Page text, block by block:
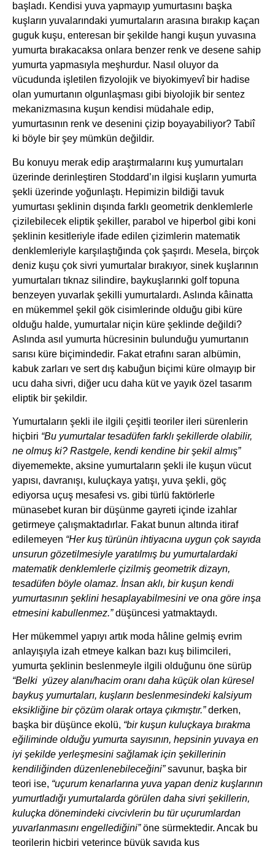
başladı. Kendisi yuva yapmayıp yumurtasını başka
kuşların yuvalarındaki yumurtaların arasına bırakıp kaçan
guguk kuşu, enteresan bir şekilde hangi kuşun yuvasına
yumurta bırakacaksa onlara benzer renk ve desene sahip
yumurta yapmasıyla meşhurdur. Nasıl oluyor da
vücudunda işletilen fizyolojik ve biyokimyevî bir hadise
olan yumurtanın olgunlaşması gibi biyolojik bir sentez
mekanizmasına kuşun kendisi müdahale edip,
yumurtasının renk ve desenini çizip boyayabiliyor? Tabiî
ki böyle bir şey mümkün değildir.
Bu konuyu merak edip araştırmalarını kuş yumurtaları
üzerinde derinleştiren Stoddard’ın ilgisi kuşların yumurta
şekli üzerinde yoğunlaştı. Hepimizin bildiği tavuk
yumurtası şeklinin dışında farklı geometrik denklemlerle
çizilebilecek eliptik şekiller, parabol ve hiperbol gibi koni
şeklinin kesitleriyle ifade edilen çizimlerin matematik
denklemleriyle karşılaştığında çok şaşırdı. Mesela, birçok
deniz kuşu çok sivri yumurtalar bırakıyor, sinek kuşlarının
yumurtaları tıknaz silindire, baykuşlarınki golf topuna
benzeyen yuvarlak şekilli yumurtalardı. Aslında kâinatta
en mükemmel şekil gök cisimlerinde olduğu gibi küre
olduğu halde, yumurtalar niçin küre şeklinde değildi?
Aslında asıl yumurta hücresinin bulunduğu yumurtanın
sarısı küre biçimindedir. Fakat etrafını saran albümin,
kabuk zarları ve sert dış kabuğun biçimi küre olmayıp bir
ucu daha sivri, diğer ucu daha küt ve yayık özel tasarım
eliptik bir şekildir.
Yumurtaların şekli ile ilgili çeşitli teoriler ileri sürenlerin
hiçbiri “Bu yumurtalar tesadüfen farklı şekillerde olabilir,
ne olmuş ki? Rastgele, kendi kendine bir şekil almış”
diyememekte, aksine yumurtaların şekli ile kuşun vücut
yapısı, davranışı, kuluçkaya yatışı, yuva şekli, göç
ediyorsa uçuş mesafesi vs. gibi türlü faktörlerle
münasebet kuran bir düşünme gayreti içinde izahlar
getirmeye çalışmaktadırlar. Fakat bunun altında itiraf
edilemeyen “Her kuş türünün ihtiyacına uygun çok sayıda
unsurun gözetilmesiyle yaratılmış bu yumurtalardaki
matematik denklemlerle çizilmiş geometrik dizayn,
tesadüfen böyle olamaz. İnsan aklı, bir kuşun kendi
yumurtasının şeklini hesaplayabilmesini ve ona göre inşa
etmesini kabullenmez.”düşüncesi yatmaktaydı.
Her mükemmel yapıyı artık moda hâline gelmiş evrim
anlayışıyla izah etmeye kalkan bazı kuş bilimcileri,
yumurta şeklinin beslenmeyle ilgili olduğunu öne sürüp
“Belki yüzey alanı/hacim oranı daha küçük olan küresel
baykuş yumurtaları, kuşların beslenmesindeki kalsiyum
eksikliğine bir çözüm olarak ortaya çıkmıştır.”derken,
başka bir düşünce ekolü, “bir kuşun kuluçkaya bırakma
eğiliminde olduğu yumurta sayısının, hepsinin yuvaya en
iyi şekilde yerleşmesini sağlamak için şekillerinin
kendiliğinden düzenlenebileceğini”savunur, başka bir
teori ise, “uçurum kenarlarına yuva yapan deniz kuşlarının
yumurtladığı yumurtalarda görülen daha sivri şekillerin,
kuluçka dönemindeki civcivlerin bu tür uçurumlardan
yuvarlanmasını engellediğini”öne sürmektedir. Ancak bu
teorilerin hiçbiri yeterince büyük sayıda kuş